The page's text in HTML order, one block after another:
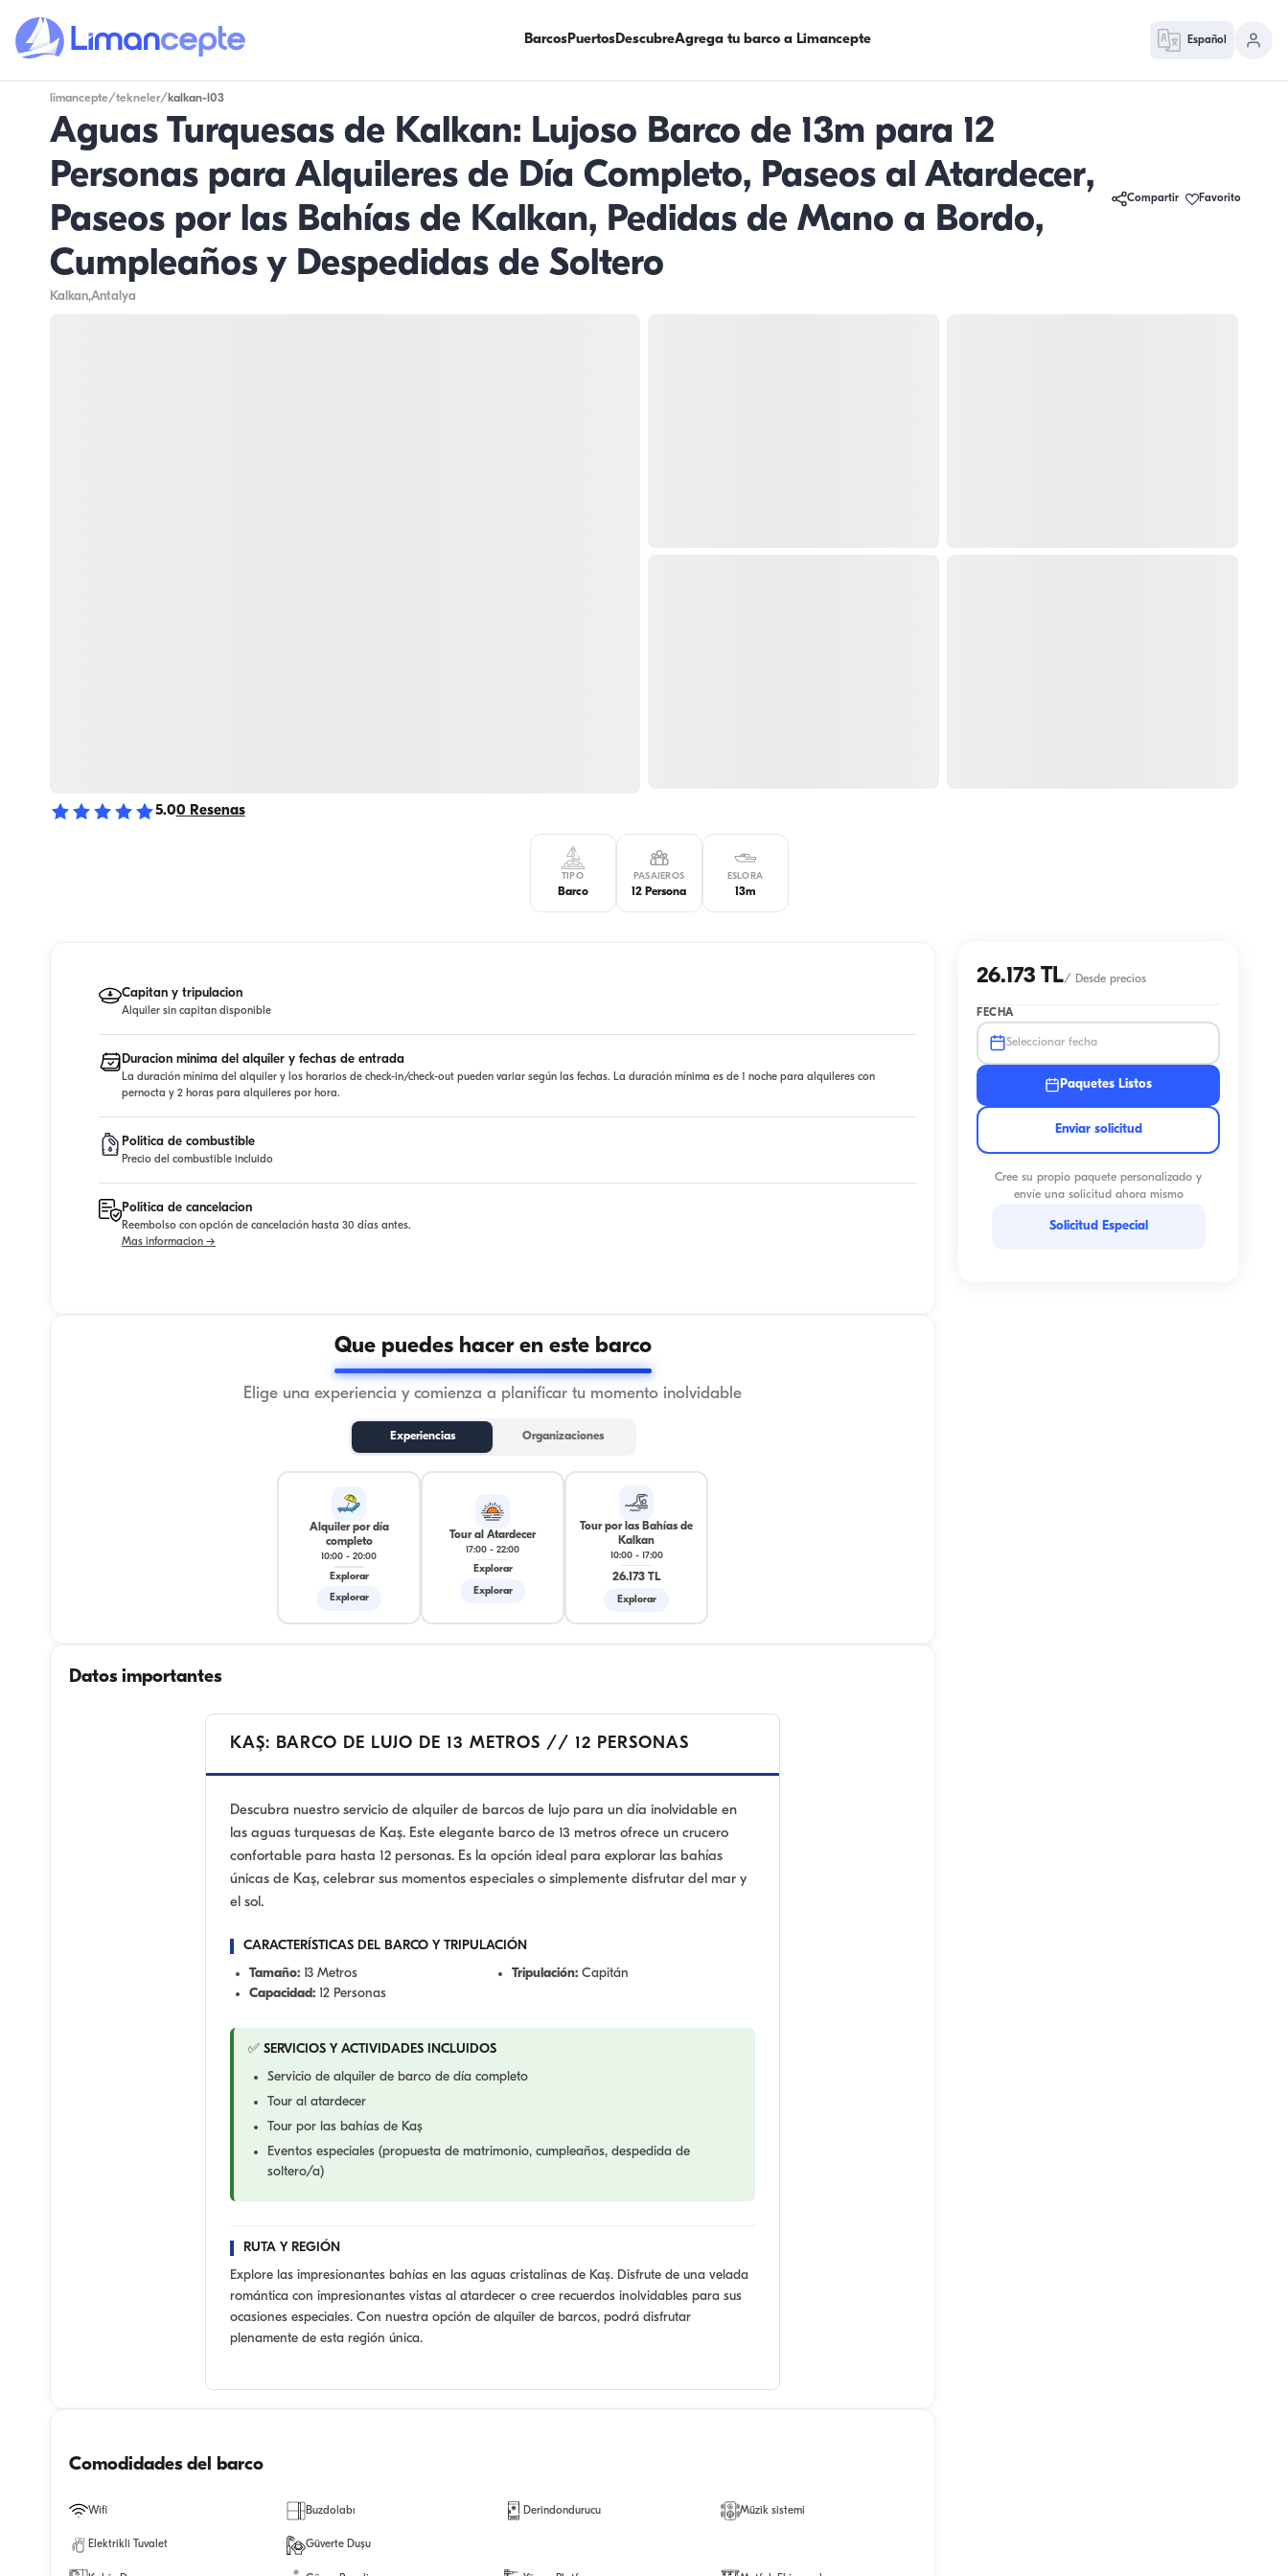
BarcosPuertosDescubreAgrega tu barco a Limancepte Español
limancepte/tekneler/ kalkan-l03
Aguas Turquesas de Kalkan: Lujoso Barco de 13m para 12
Personas para Alquileres de Día Completo, Paseos al Atardecer,
Paseos por las Bahías de Kalkan, Pedidas de Mano a Bordo,
Cumpleaños y Despedidas de Soltero
Compartir Favorito
Kalkan,Antalya
5.00 Resenas
TIPO
Barco
PASAJEROS
12 Persona
ESLORA
13m
Capitan y tripulacion
Alquiler sin capitan disponible
Duracion minima del alquiler y fechas de entrada
La duración mínima del alquiler y los horarios de check-in/check-out pueden variar según las fechas. La duración mínima es de 1 noche para alquileres con
pernocta y 2 horas para alquileres por hora.
Politica de combustible
Precio del combustible incluido
Politica de cancelacion
Reembolso con opción de cancelación hasta 30 días antes.
Mas informacion →
Que puedes hacer en este barco
Elige una experiencia y comienza a planificar tu momento inolvidable
Experiencias Organizaciones
Alquiler por día
completo
10:00 - 20:00
Explorar
Explorar
Tour al Atardecer
17:00 - 22:00
Explorar
Explorar
Tour por las Bahías de
Kalkan
10:00- 17:00
26.173 TL
Explorar
Datos importantes
KAŞ: BARCO DE LUJO DE 13 METROS // 12 PERSONAS
Descubra nuestro servicio de alquiler de barcos de lujo para un día inolvidable en
las aguas turquesas de Kaş. Este elegante barco de 13 metros ofrece un crucero
confortable para hasta 12 personas. Es la opción ideal para explorar las bahías
únicas de Kaş, celebrar sus momentos especiales o simplemente disfrutar del mar y
el sol.
CARACTERÍSTICAS DEL BARCO Y TRIPULACIÓN
Tamaño: 13 Metros
Capacidad: 12 Personas
Tripulación: Capitán
✅ SERVICIOS Y ACTIVIDADES INCLUIDOS
Servicio de alquiler de barco de día completo
Tour al atardecer
Tour por las bahías de Kaş
Eventos especiales (propuesta de matrimonio, cumpleaños, despedida de
soltero/a)
RUTA Y REGIÓN
Explore las impresionantes bahías en las aguas cristalinas de Kaş. Disfrute de una velada
romántica con impresionantes vistas al atardecer o cree recuerdos inolvidables para sus
ocasiones especiales. Con nuestra opción de alquiler de barcos, podrá disfrutar
plenamente de esta región única.
Comodidades del barco
Wifi Buzdolabı Derindondurucu Müzik sistemi
Elektrikli Tuvalet Güverte Duşu
26.173 TL/ Desde precios
FECHA
Seleccionar fecha
Paquetes Listos
Enviar solicitud
Cree su propio paquete personalizado y
envíe una solicitud ahora mismo
Solicitud Especial